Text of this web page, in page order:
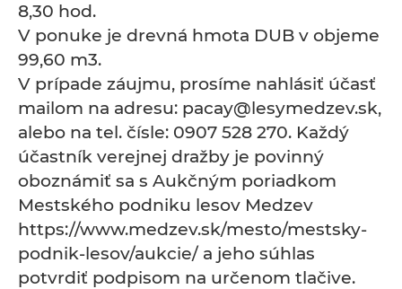
8,30 hod.
V ponuke je drevná hmota DUB v objeme
99,60 m3.
V prípade záujmu, prosíme nahlásiť účasť
mailom na adresu: pacay@lesymedzev.sk,
alebo na tel. čísle: 0907 528 270. Každý
účastník verejnej dražby je povinný
oboznámiť sa s Aukčným poriadkom
Mestského podniku lesov Medzev
https://www.medzev.sk/mesto/mestsky-
podnik-lesov/aukcie/ a jeho súhlas
potvrdiť podpisom na určenom tlačive.